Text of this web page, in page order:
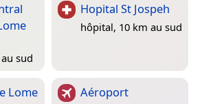
sud
Hopital St Jospeh
hôpital, 10 km au sud
Lome
Aéroport